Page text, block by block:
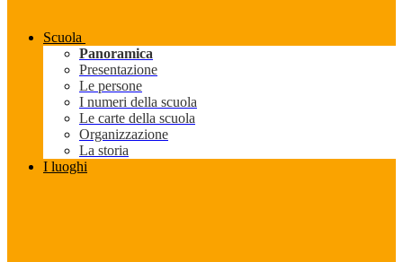
Scuola
Panoramica
Presentazione
Le persone
I numeri della scuola
Le carte della scuola
Organizzazione
La storia
I luoghi